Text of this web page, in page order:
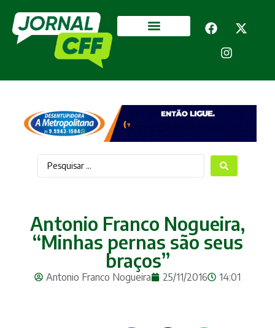
Antonio Franco Nogueira,
“Minhas pernas são seus
braços”
Antonio Franco Nogueira 25/11/2016 14:01